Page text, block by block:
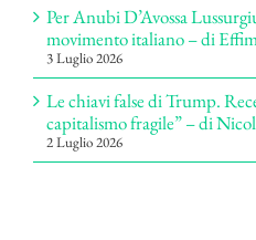
Per Anubi D’Avossa
movimento italiano – di
3 Luglio 2026
Le chiavi false di Trump.
capitalismo fragile” – di
2 Luglio 2026